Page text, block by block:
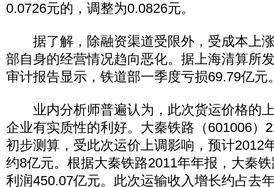
0.0726元的，调整为0.0826元。
据了解，除融资渠道受限外，受成本上
部自身的经营情况趋向恶化。据上海清算所
审计报告显示，铁道部一季度亏损69.79亿元
业内分析师普遍认为，此次货运价格的
企业有实质性的利好。大秦铁路（601006）
初步测算，受此次运价上调影响，预计2012
约8亿元。根据大秦铁路2011年年报，大秦
利润450.07亿元。此次运输收入增长约占去